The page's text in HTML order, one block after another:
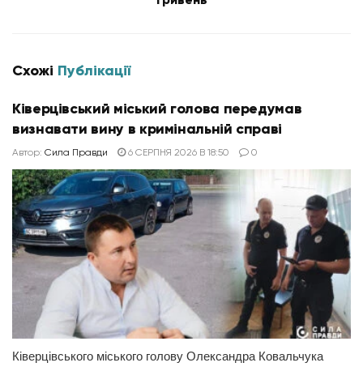
Схожі Публікації
Ківерцівський міський голова передумав
визнавати вину в кримінальній справі
Автор: Сила Правди 6 СЕРПНЯ 2026 В 18:50 0
Ківерцівського міського голову Олександра Ковальчука